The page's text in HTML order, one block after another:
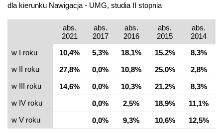
dla kierunku Nawigacja - UMG, studia II stopnia
abs.
2021
abs.
2017
abs.
2016
abs.
2015
abs.
2014
w I roku
10,4% 5,3% 18,1% 15,2%
8,3%
w II roku
27,8% 0,0% 10,8% 25,0%
2,8%
w III roku
14,6% 0,0% 10,3% 21,2%
8,3%
w IV roku
0,0% 2,5% 18,9%
11,1%
w V roku
0,0% 9,3% 10,6% 12,5%